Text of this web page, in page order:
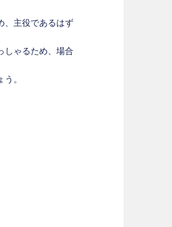
、主役であるはず
しゃるため、場合
。